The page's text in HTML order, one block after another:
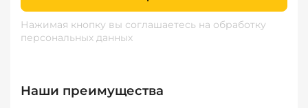
Нажимая кнопку вы соглашаетесь на обработку
персональных данных
Наши преимущества